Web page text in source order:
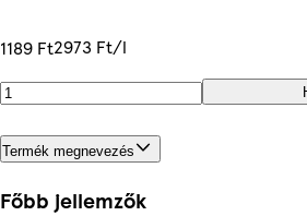
1189 Ft2973 Ft/l
Termék megnevezés
Főbb jellemzők